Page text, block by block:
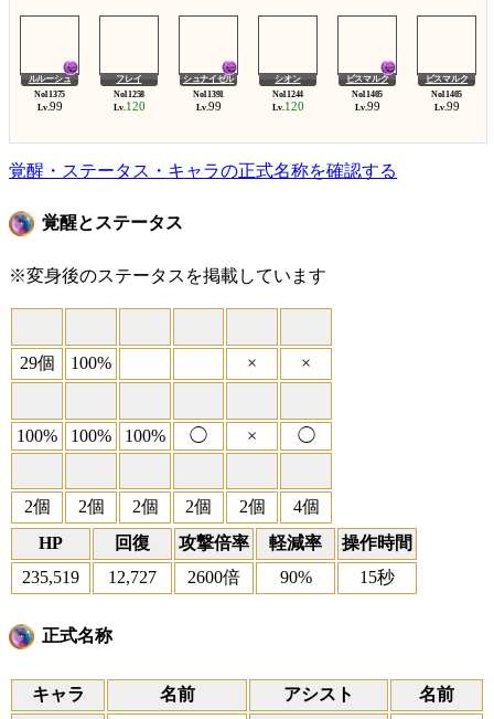
ルルーシュ フレイ シュナイゼル シオン ビスマルク ビスマルク
Lv.99 Lv.120 Lv.99 Lv.120 Lv.99 Lv.99
覚醒・ステータス・キャラの正式名称を確認する
覚醒とステータス
※変身後のステータスを掲載しています
29個 100% × ×
100% 100% 100% ◯ × ◯
2個 2個 2個 2個 2個
4個
HP
回復 攻撃倍率 軽減率
操作時間
235,519
12,727 2600倍 90% 15秒
正式名称
キャラ 名前 アシスト 名前